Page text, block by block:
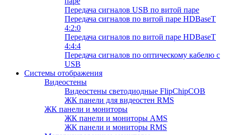
Передача сигналов USB по витой паре
Передача сигналов по витой паре HDBaseT
4:2:0
Передача сигналов по витой паре HDBaseT
4:4:4
Передача сигналов по оптическому кабелю с
USB
Системы отображения
Видеостены
Видеостены светодиодные FlipChipCOB
ЖК панели для видеостен RMS
ЖК панели и мониторы
ЖК панели и мониторы AMS
ЖК панели и мониторы RMS